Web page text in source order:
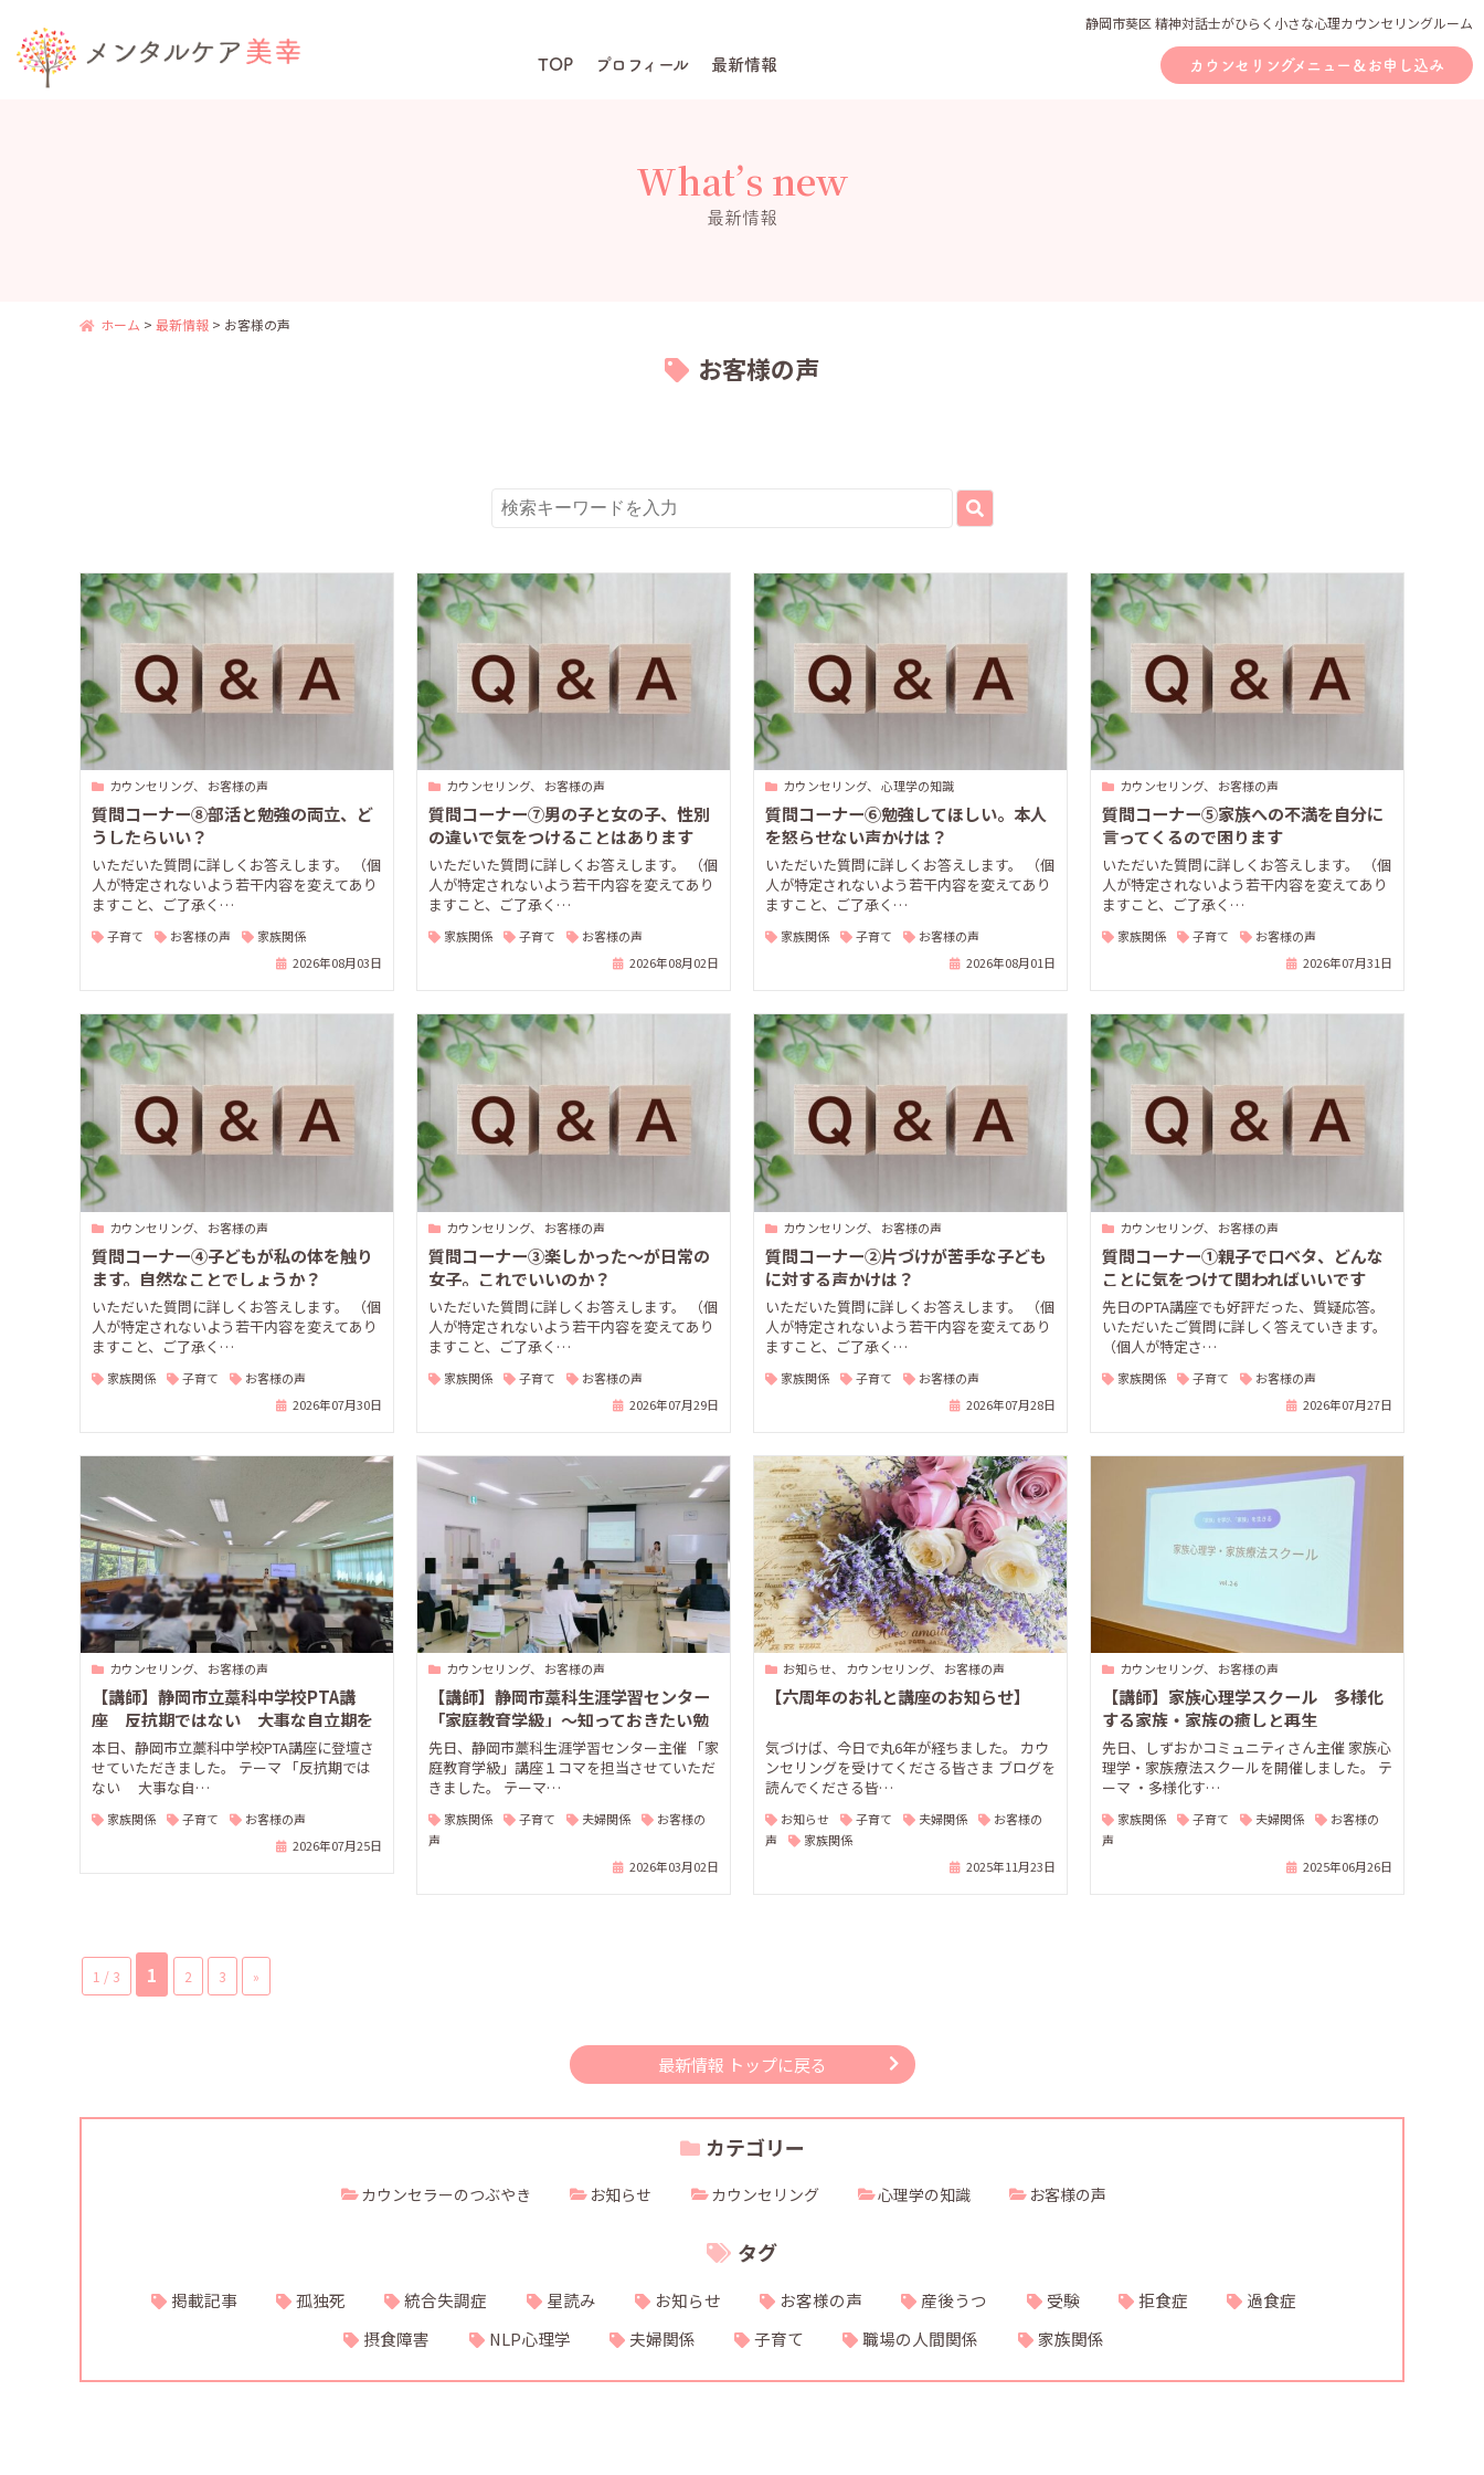
静岡市葵区 精神対話士がひらく小さな心理カウンセリングルーム
TOP プロフィール 最新情報 カウンセリングメニュー＆お申し込み
What’s new
最新情報
ホーム > 最新情報 > お客様の声
お客様の声
カウンセリング、 お客様の声
質問コーナー⑧部活と勉強の両立、ど
うしたらいい？
いただいた質問に詳しくお答えします。 （個
人が特定されないよう若干内容を変えてあり
ますこと、ご了承く…
子育て お客様の声
家族関係
2026年08月03日
カウンセリング、 お客様の声
質問コーナー⑦男の子と女の子、性別
の違いで気をつけることはあります
か？
いただいた質問に詳しくお答えします。 （個
人が特定されないよう若干内容を変えてあり
ますこと、ご了承く…
家族関係 子育て
お客様の声
2026年08月02日
カウンセリング、 心理学の知識
質問コーナー⑥勉強してほしい。本人
を怒らせない声かけは？
いただいた質問に詳しくお答えします。 （個
人が特定されないよう若干内容を変えてあり
ますこと、ご了承く…
家族関係 子育て
お客様の声
2026年08月01日
カウンセリング、 お客様の声
質問コーナー⑤家族への不満を自分に
言ってくるので困ります
いただいた質問に詳しくお答えします。 （個
人が特定されないよう若干内容を変えてあり
ますこと、ご了承く…
家族関係 子育て
お客様の声
2026年07月31日
カウンセリング、 お客様の声
質問コーナー④子どもが私の体を触り
ます。自然なことでしょうか？
いただいた質問に詳しくお答えします。 （個
人が特定されないよう若干内容を変えてあり
ますこと、ご了承く…
家族関係 子育て
お客様の声
2026年07月30日
カウンセリング、 お客様の声
質問コーナー③楽しかった〜が日常の
女子。これでいいのか？
いただいた質問に詳しくお答えします。 （個
人が特定されないよう若干内容を変えてあり
ますこと、ご了承く…
家族関係 子育て
お客様の声
2026年07月29日
カウンセリング、 お客様の声
質問コーナー②片づけが苦手な子ども
に対する声かけは？
いただいた質問に詳しくお答えします。 （個
人が特定されないよう若干内容を変えてあり
ますこと、ご了承く…
家族関係 子育て
お客様の声
2026年07月28日
カウンセリング、 お客様の声
質問コーナー①親子で口ベタ、どんな
ことに気をつけて関わればいいです
か？
先日のPTA講座でも好評だった、質疑応答。
いただいたご質問に詳しく答えていきます。
（個人が特定さ…
家族関係 子育て
お客様の声
2026年07月27日
カウンセリング、 お客様の声
【講師】静岡市立藁科中学校PTA講
座 反抗期ではない 大事な自立期を
サポートできる親になろう
本日、静岡市立藁科中学校PTA講座に登壇さ
せていただきました。 テーマ 「反抗期では
ない 大事な自…
家族関係 子育て
お客様の声
2026年07月25日
カウンセリング、 お客様の声
【講師】静岡市藁科生涯学習センター
「家庭教育学級」〜知っておきたい勉
強のはなし〜
先日、静岡市藁科生涯学習センター主催 「家
庭教育学級」講座１コマを担当させていただ
きました。 テーマ…
家族関係 子育て 夫婦関係
お客様の
声
2026年03月02日
お知らせ、 カウンセリング、 お客様の声
【六周年のお礼と講座のお知らせ】
気づけば、今日で丸6年が経ちました。 カウ
ンセリングを受けてくださる皆さま ブログを
読んでくださる皆…
お知らせ 子育て 夫婦関係
お客様の
声
家族関係
2025年11月23日
カウンセリング、 お客様の声
【講師】家族心理学スクール 多様化
する家族・家族の癒しと再生
先日、しずおかコミュニティさん主催 家族心
理学・家族療法スクールを開催しました。 テ
ーマ ・多様化す…
家族関係 子育て 夫婦関係
お客様の
声
2025年06月26日
1 / 3 1 2 3 »
最新情報 トップに戻る
カテゴリー
カウンセラーのつぶやき お知らせ カウンセリング 心理学の知識 お客様の声
タグ
掲載記事 孤独死 統合失調症 星読み お知らせ お客様の声 産後うつ 受験 拒食症
過食症
摂食障害
NLP心理学 夫婦関係 子育て 職場の人間関係 家族関係